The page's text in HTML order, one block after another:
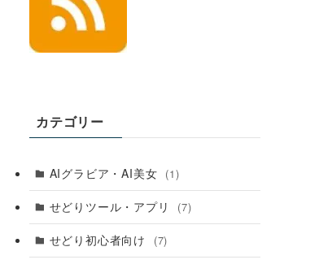
カテゴリー
AIグラビア・AI美女 (1)
せどりツール・アプリ (7)
せどり初心者向け (7)